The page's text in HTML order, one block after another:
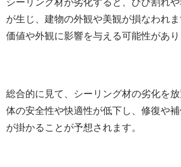
が生じ、建物の外観や美観が損なわれ
価値や外観に影響を与える可能性があり
総合的に見て、シーリング材の劣化を
体の安全性や快適性が低下し、修復や
が掛かることが予想されます。